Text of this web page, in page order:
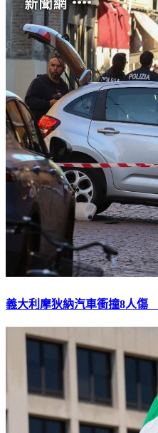
義大利摩狄納汽車衝撞8人傷